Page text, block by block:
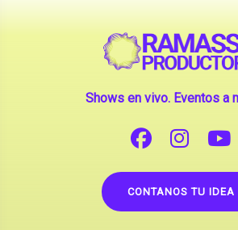
Shows en vivo. Eventos a
CONTANOS TU IDEA